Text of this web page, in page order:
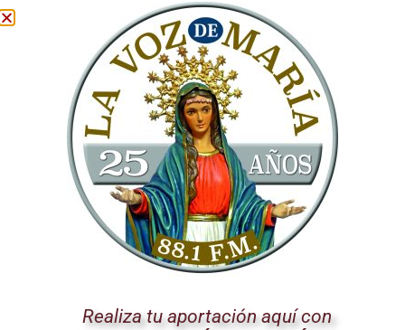
Evangelización y
Construcción de un Mundo
Mejor
El Papa León XIV vinculó estrechamente la
evangelización
con la búsqueda de la paz. La fe, vivida y compartida, nos
impulsa a ser artesanos de paz, a extender la mano a
quienes sufren y a trabajar por la justicia. La Iglesia
Católica, a través de su testimonio y su servicio, busca
sembrar las semillas de la fraternidad y la reconciliación en
todos los rincones del mundo.
Mensaje de Esperanza para
Realiza tu aportación aquí con